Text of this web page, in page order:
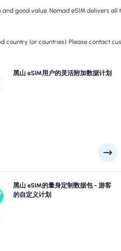
good value. Nomad eSIM delivers
(or countries). Please contact
黑山 eSIM用户的灵活附加数据计划
是扩展您的计划？ 只需在您的黑山 eSIM
加组件即可继续享受无缝的5G/4G连接。
到期时，您的附加组件会自动启动您连接
黑山 eSIM的量身定制数据包 - 游客
的自定义计划
特, 采蒂涅或黑山中的任何地方？ 从我们
数据软件包中进行选择，旨在适合所有需
的4G/5G连接性。 我们的一些eSIM需要
激活，请检查您的安装电子邮件以确保。